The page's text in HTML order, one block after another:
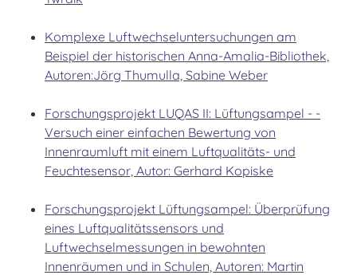
Komplexe Luftwechseluntersuchungen am
Beispiel der historischen Anna-Amalia-Bibliothek,
Autoren:Jörg Thumulla, Sabine Weber
Forschungsprojekt LUQAS II: Lüftungsampel - -
Versuch einer einfachen Bewertung von
Innenraumluft mit einem Luftqualitäts- und
Feuchtesensor, Autor: Gerhard Kopiske
Forschungsprojekt Lüftungsampel: Überprüfung
eines Luftqualitätssensors und
Luftwechselmessungen in bewohnten
Innenräumen und in Schulen, Autoren: Martin